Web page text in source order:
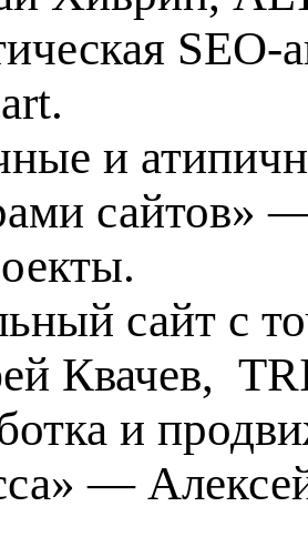
и
сайтов»
сайт с
Квачев,
и
—